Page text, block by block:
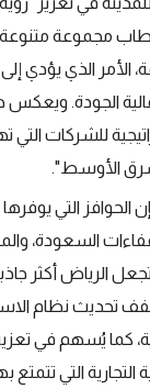
مجموعة متنوعة
الأمر الذي يؤدي
الجودة. ويعكس
للشركات
الأوسط".
التي يوفرها
السعودة،
الرياض أكثر
كما يُسهم في
التجارية التي تتمتع